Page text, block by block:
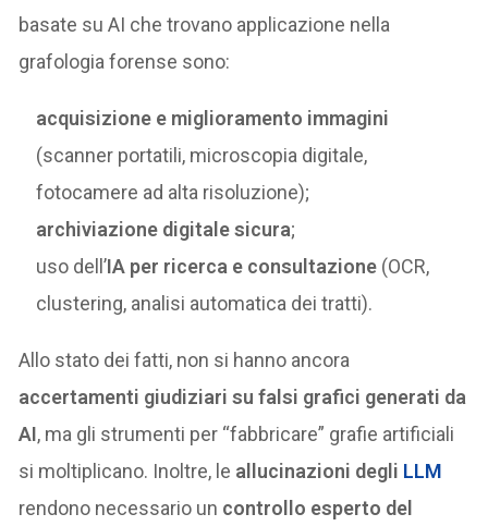
basate su AI che trovano applicazione nella
grafologia forense sono:
acquisizione e miglioramento immagini
(scanner portatili, microscopia digitale,
fotocamere ad alta risoluzione);
archiviazione digitale sicura;
uso dell’IA per ricerca e consultazione (OCR,
clustering, analisi automatica dei tratti).
Allo stato dei fatti, non si hanno ancora
accertamenti giudiziari su falsi grafici generati da
AI, ma gli strumenti per “fabbricare” grafie artificiali
si moltiplicano. Inoltre, le allucinazioni degli LLM
rendono necessario un controllo esperto del